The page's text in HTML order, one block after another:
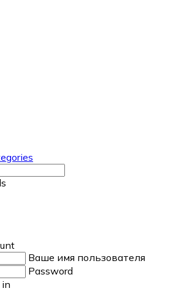
Ваше имя пользователя
Password
in